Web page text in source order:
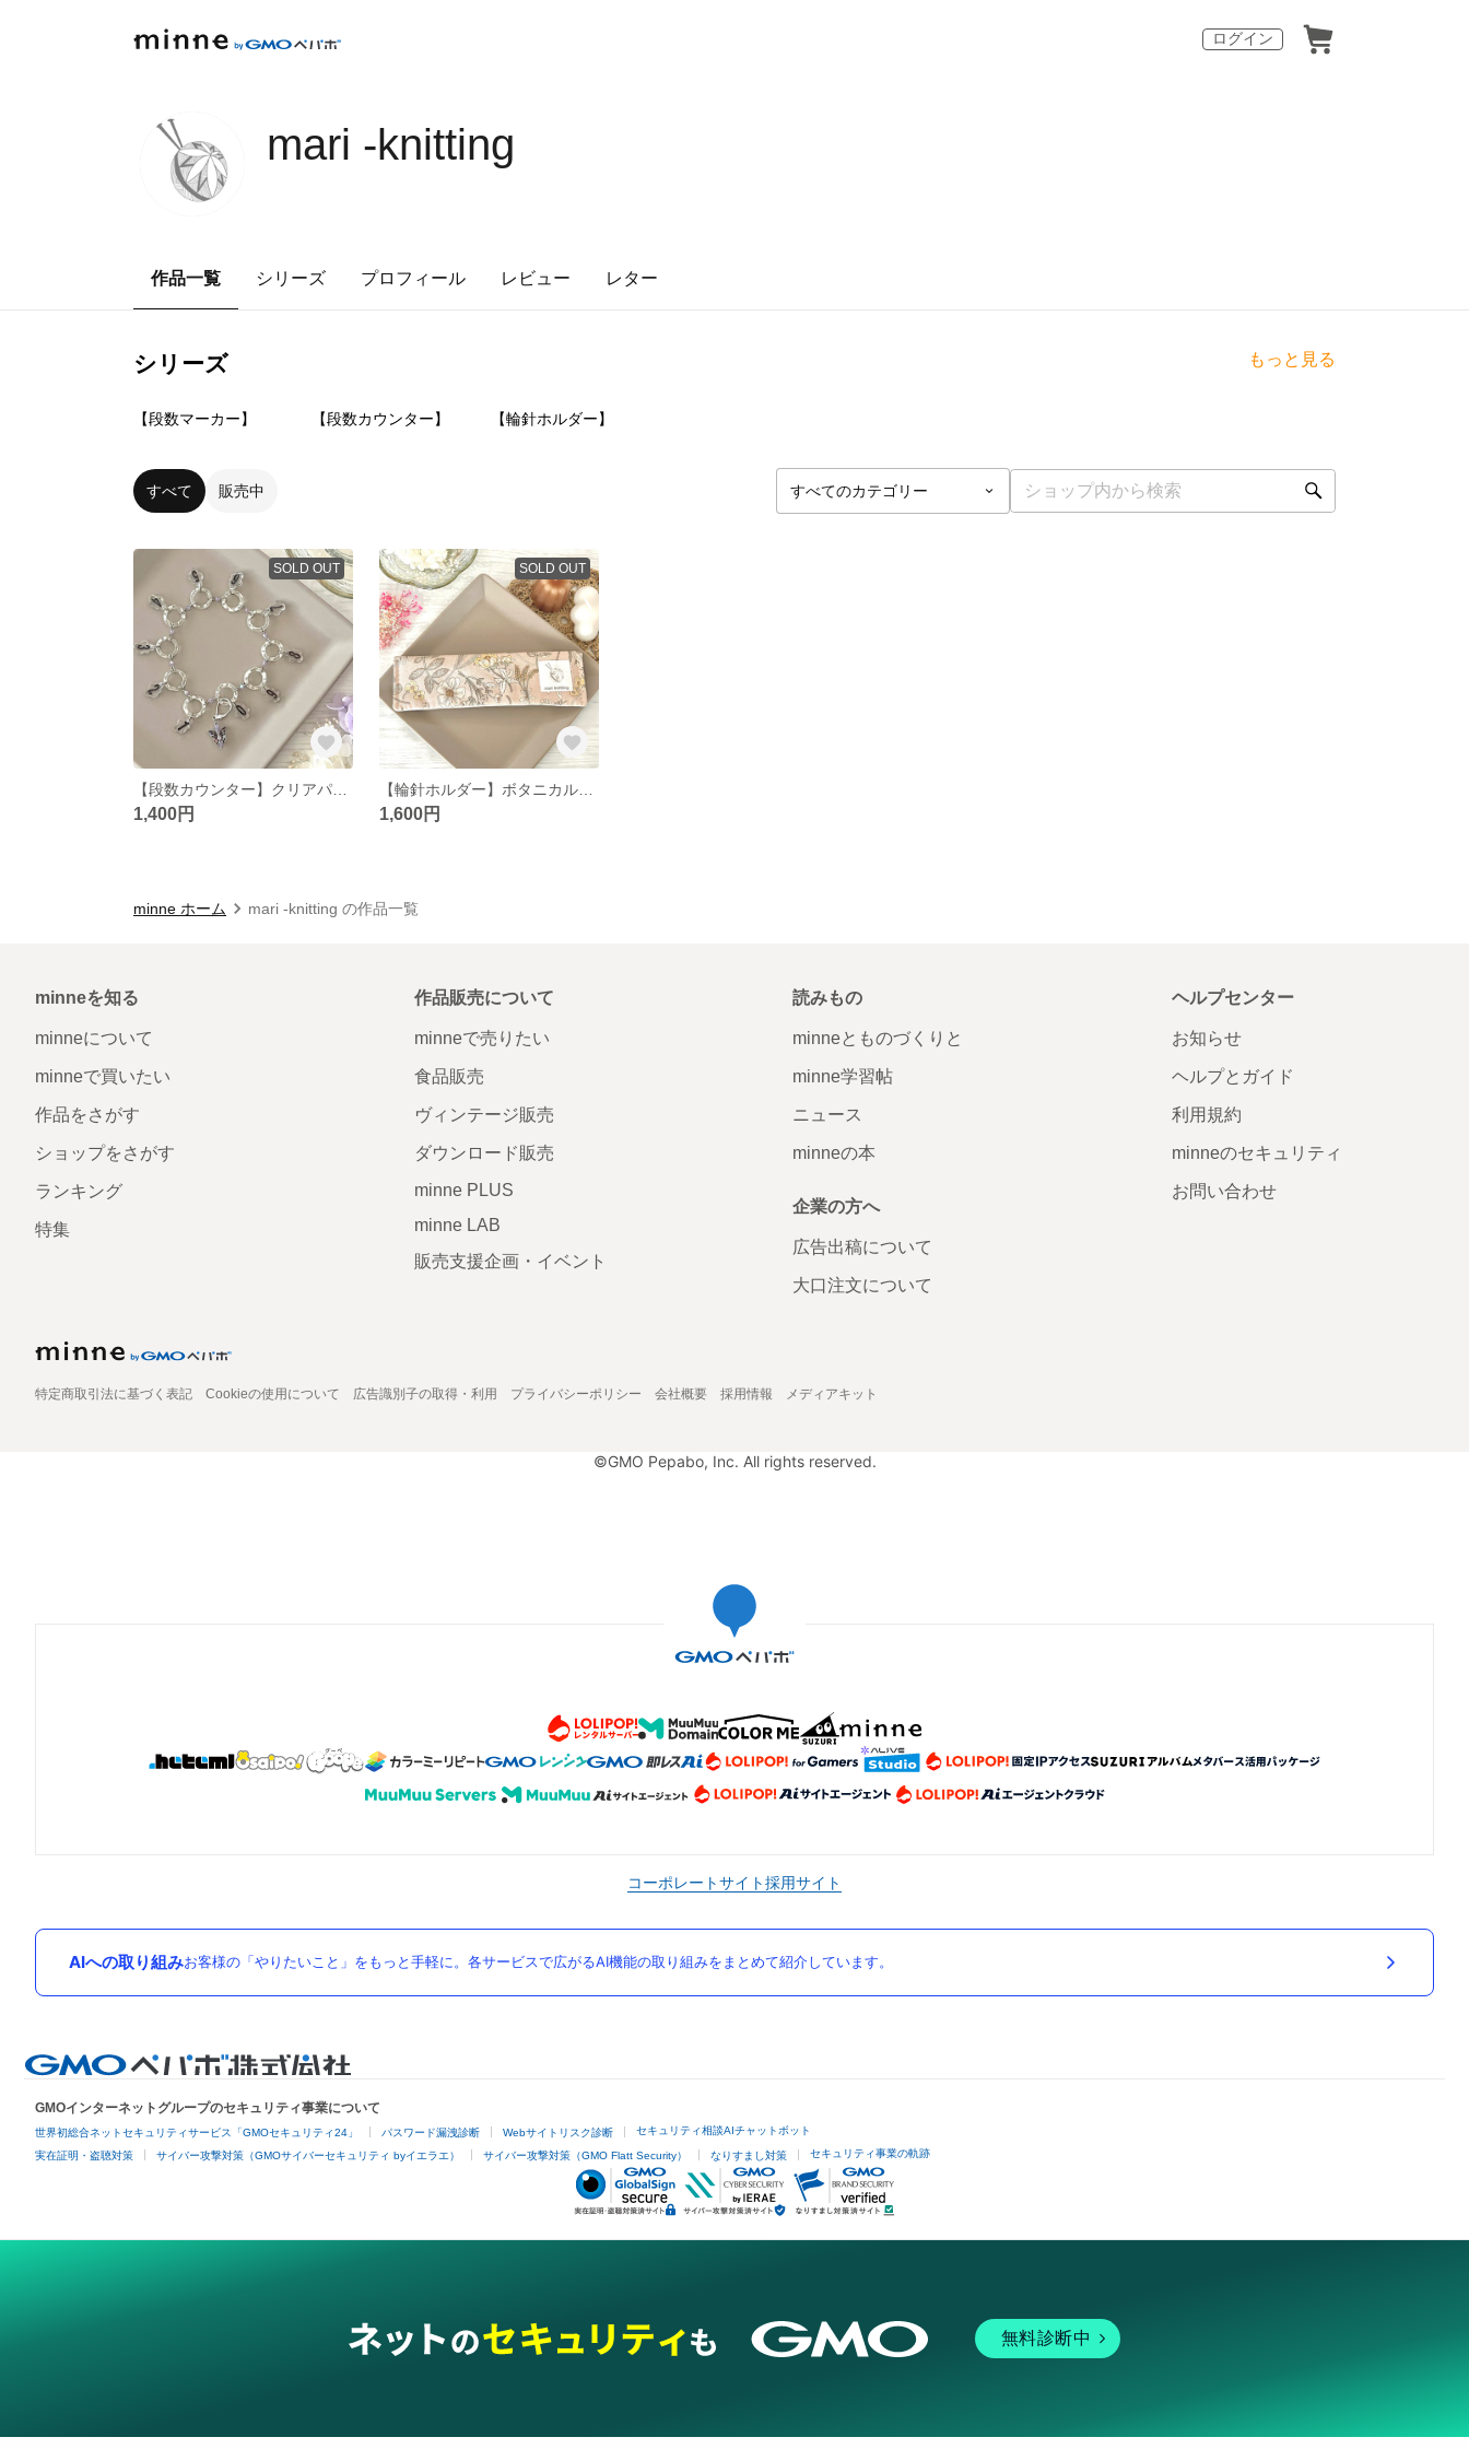
ログイン
mari -knitting
作品一覧 シリーズ プロフィール レビュー レター
シリーズ もっと見る
【段数マーカー】 【段数カウンター】 【輪針ホルダー】
すべて 販売中
SOLD OUT
1,400円
SOLD OUT
【輪針ホルダー】ボタニカル柄＊ピンク
1,600円
minne ホーム mari -knitting の作品一覧
minneを知る
minneについて
minneで買いたい
作品をさがす
ショップをさがす
ランキング
特集
作品販売について
minneで売りたい
食品販売
ヴィンテージ販売
ダウンロード販売
minne PLUS
minne LAB
販売支援企画・イベント
読みもの
minneとものづくりと
minne学習帖
ニュース
minneの本
企業の方へ
広告出稿について
大口注文について
ヘルプセンター
お知らせ
ヘルプとガイド
利用規約
minneのセキュリティ
お問い合わせ
特定商取引法に基づく表記 Cookieの使用について 広告識別子の取得・利用 プライバシーポリシー 会社概要 採用情報 メディアキット
©GMO Pepabo, Inc. All rights reserved.
コーポレートサイト採用サイト
AIへの取り組みお客様の「やりたいこと」をもっと手軽に。各サービスで広がるAI機能の取り組みをまとめて紹介しています。
GMOインターネットグループのセキュリティ事業について
世界初総合ネットセキュリティサービス「GMOセキュリティ24」 パスワード漏洩診断 Webサイトリスク診断 セキュリティ相談AIチャットボット
実在証明・盗聴対策 サイバー攻撃対策（GMOサイバーセキュリティ byイエラエ） サイバー攻撃対策（GMO Flatt Security） なりすまし対策 セキュリティ事業の軌跡
無料診断中